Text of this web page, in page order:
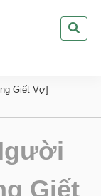
Giết Vợ]
Giết